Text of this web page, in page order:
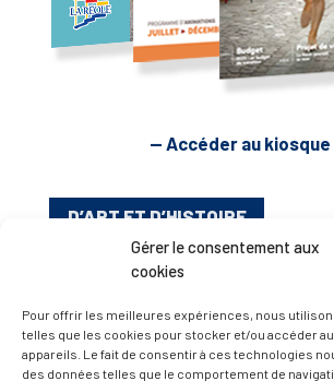
Gérer le consentement aux
cookies
Pour offrir les meilleures expériences, nous
telles que les cookies pour stocker et/ou accéder
appareils. Le fait de consentir à ces technologies
des données telles que le comportement de
— Accéder au kiosque
D’ART ET D’HISTOIRE